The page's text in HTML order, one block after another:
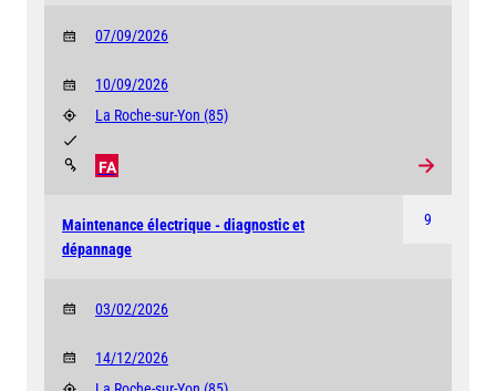
07/09/2026
10/09/2026
La Roche-sur-Yon (85)
FA
9
Maintenance électrique - diagnostic et
dépannage
03/02/2026
14/12/2026